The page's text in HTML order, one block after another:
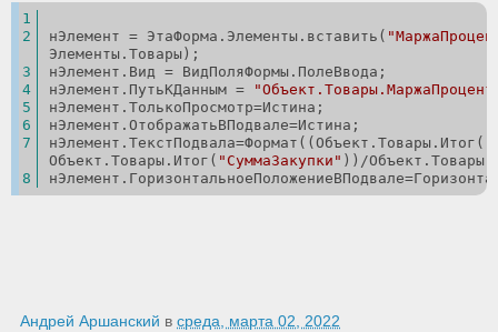
нЭлемент = ЭтаФорма.Элементы.вставить(
Элементы.Товары);
нЭлемент.Вид = ВидПоляФормы.ПолеВвода;
нЭлемент.ПутьКДанным =
нЭлемент.ОтображатьВПодвале=Истина;
нЭлемент.ТекстПодвала=Формат((Объект.Товары.Итог(
Объект.Товары.Итог( "СуммаЗакупки" ))/
Андрей Аршанский в среда, марта 02, 2022